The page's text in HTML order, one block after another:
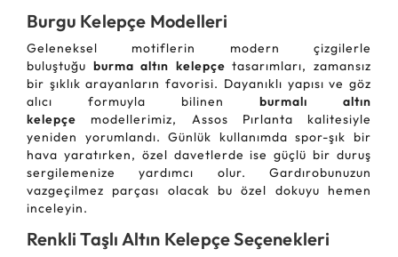
Burgu Kelepçe Modelleri
Geleneksel motiflerin modern çizgilerle
buluştuğu burma altın kelepçe tasarımları, zamansız
bir şıklık arayanların favorisi. Dayanıklı yapısı ve göz
alıcı formuyla bilinen burmalı altın
kelepçe modellerimiz, Assos Pırlanta kalitesiyle
yeniden yorumlandı. Günlük kullanımda spor-şık bir
hava yaratırken, özel davetlerde ise güçlü bir duruş
sergilemenize yardımcı olur. Gardırobunuzun
vazgeçilmez parçası olacak bu özel dokuyu hemen
inceleyin.
Renkli Taşlı Altın Kelepçe Seçenekleri